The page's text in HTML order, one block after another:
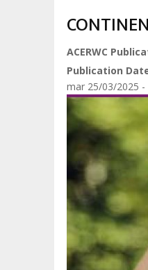
d'Ariane
ACERWC
Publication
mar 25/03/2025 -